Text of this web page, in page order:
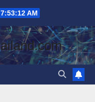
7:53:13 AM